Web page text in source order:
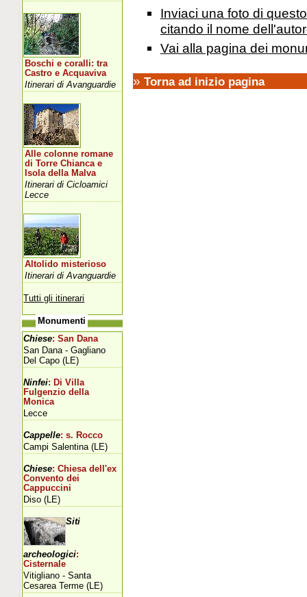
Inviaci una foto di
citando il nome
Vai alla pagina dei
» Torna ad inizio pagina
Boschi e coralli: tra
Castro e Acquaviva
Itinerari di Avanguardie
Alle colonne romane
di Torre Chianca e
Isola della Malva
Itinerari di Cicloamici
Lecce
Altolido misterioso
Itinerari di Avanguardie
Tutti gli itinerari
Monumenti
Chiese: San Dana
San Dana - Gagliano
Del Capo (LE)
Ninfei: Di Villa
Fulgenzio della
Monica
Lecce
Cappelle: s. Rocco
Campi Salentina (LE)
Chiese: Chiesa dell'ex
Convento dei
Cappuccini
Diso (LE)
Siti
archeologici:
Cisternale
Vitigliano - Santa
Cesarea Terme (LE)